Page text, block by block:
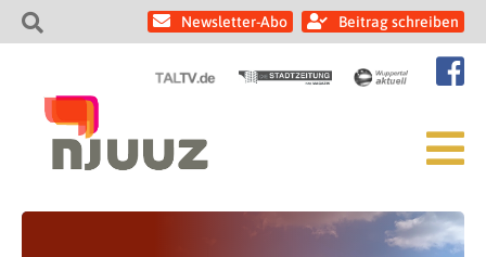
Newsletter-Abo Beitrag schreiben